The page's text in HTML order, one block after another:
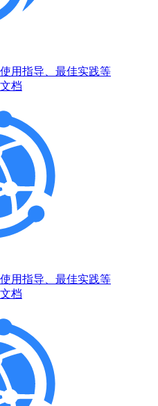
用指导、最佳实践等
档
用指导、最佳实践等
档